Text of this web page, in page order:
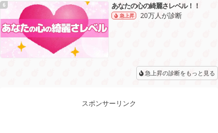
6 あなたの心の綺麗さレベル！！
急上昇 20万人が診断
急上昇の診断をもっと見る
スポンサーリンク